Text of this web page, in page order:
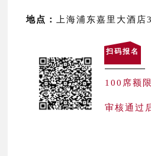
地点： 上海浦东嘉里大酒店
扫码报名
100席额
审核通过